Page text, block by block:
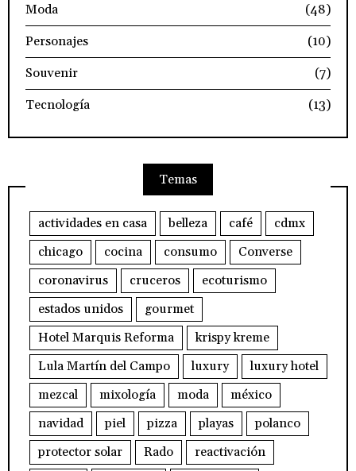
Moda
(48)
Personajes
(10)
Souvenir
(7)
Tecnología
(13)
Temas
actividades en casa belleza café
cdmx
chicago
cocina consumo
Converse
coronavirus
cruceros
ecoturismo
estados unidos
gourmet
Hotel Marquis Reforma
krispy kreme
Lula Martín del Campo
luxury
luxury hotel
mezcal
mixología moda
méxico
navidad
piel pizza playas
polanco
protector solar
Rado reactivación